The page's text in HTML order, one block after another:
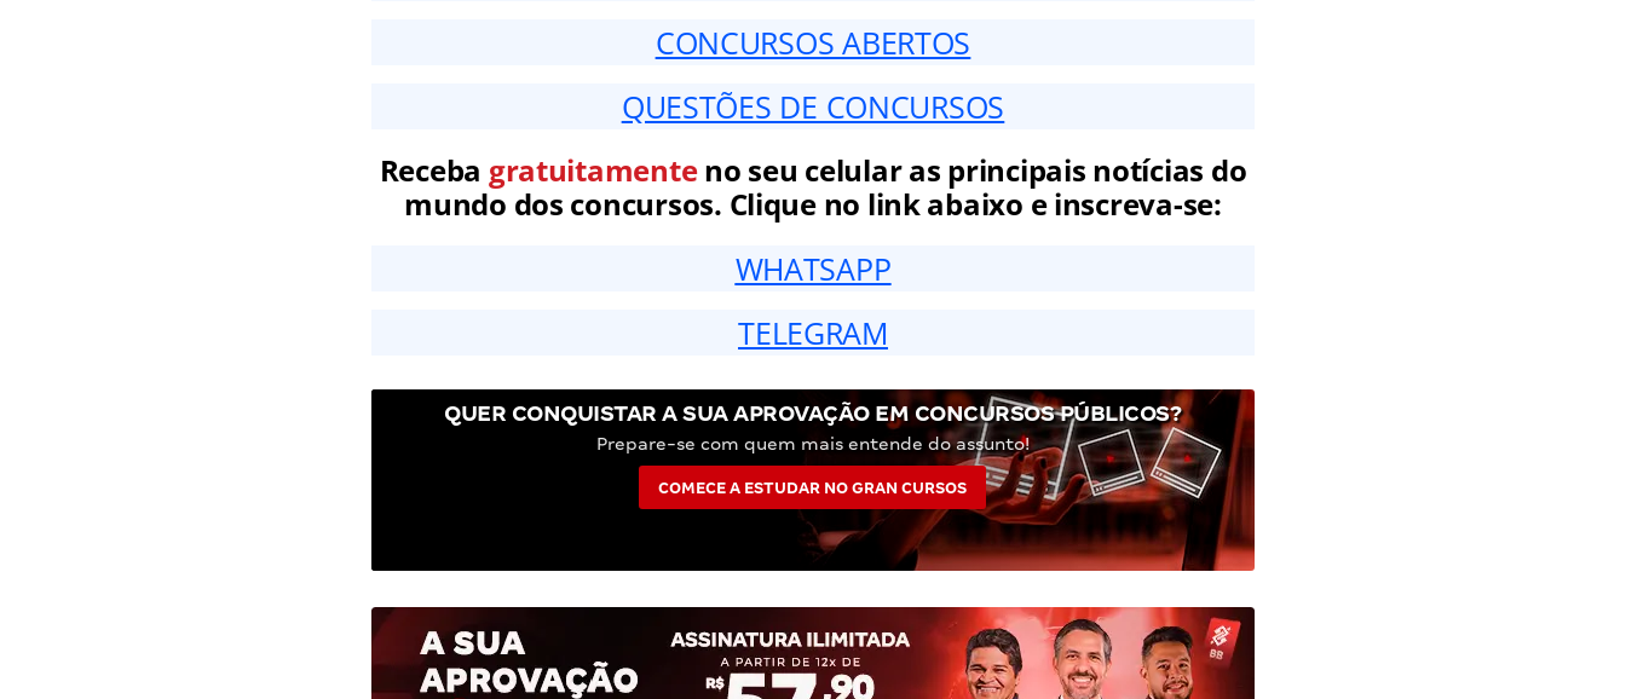
CONCURSOS ABERTOS
QUESTÕES DE CONCURSOS
Receba gratuitamenteno seu celular as principais notícias do
mundo dos concursos. Clique no link abaixo e inscreva-se:
WHATSAPP
TELEGRAM
QUER CONQUISTAR A SUA APROVAÇÃO EM CONCURSOS PÚBLICOS?
Prepare-se com quem mais entende do assunto!
COMECE A ESTUDAR NO GRAN CURSOS